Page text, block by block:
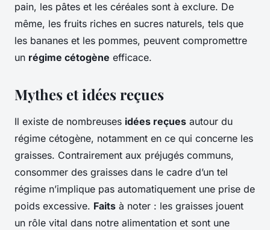
pain, les pâtes et les céréales sont à exclure. De
même, les fruits riches en sucres naturels, tels que
les bananes et les pommes, peuvent compromettre
un régime cétogène efficace.
Mythes et idées reçues
Il existe de nombreuses idées reçues autour du
régime cétogène, notamment en ce qui concerne les
graisses. Contrairement aux préjugés communs,
consommer des graisses dans le cadre d’un tel
régime n’implique pas automatiquement une prise de
poids excessive. Faits à noter : les graisses jouent
un rôle vital dans notre alimentation et sont une